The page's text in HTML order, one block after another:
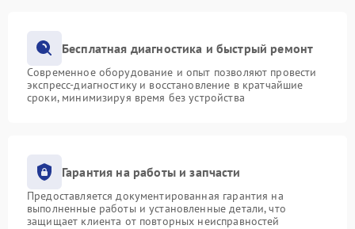
Бесплатная диагностика и быстрый ремонт
Современное оборудование и опыт позволяют провести
экспресс-диагностику и восстановление в кратчайшие
сроки, минимизируя время без устройства
Гарантия на работы и запчасти
Предоставляется документированная гарантия на
выполненные работы и установленные детали, что
защищает клиента от повторных неисправностей